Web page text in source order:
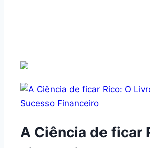
A Ciência de ficar